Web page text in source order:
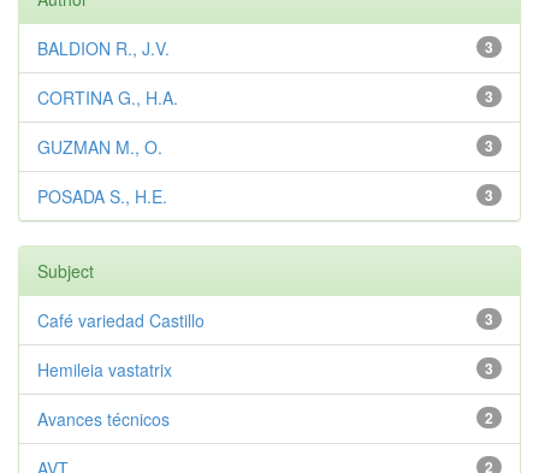
3
BALDION R., J.V.
3
CORTINA G., H.A.
3
GUZMAN M., O.
3
POSADA S., H.E.
Subject
3
Café variedad Castillo
3
Hemileia vastatrix
2
Avances técnicos
2
AVT